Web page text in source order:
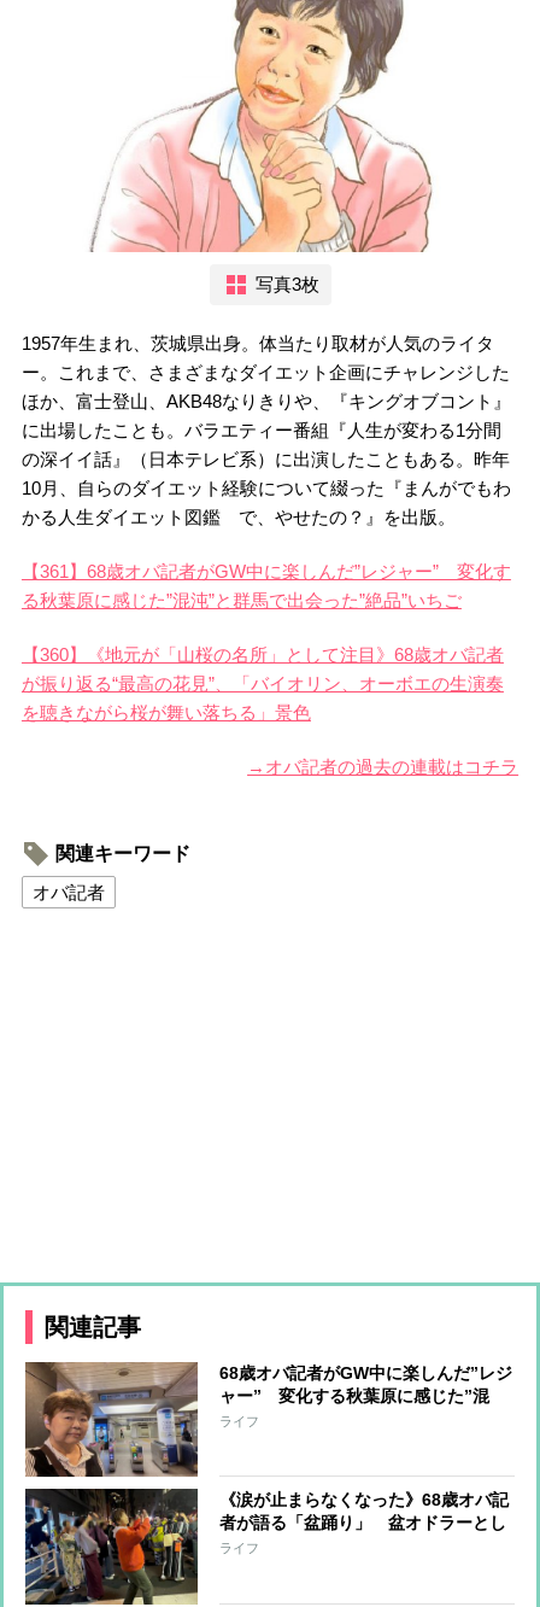
写真3枚
1957年生まれ、茨城県出身。体当たり取材が人気のライタ
ー。これまで、さまざまなダイエット企画にチャレンジした
ほか、富士登山、AKB48なりきりや、『キングオブコント』
に出場したことも。バラエティー番組『人生が変わる1分間
の深イイ話』（日本テレビ系）に出演したこともある。昨年
10月、自らのダイエット経験について綴った『まんがでもわ
かる人生ダイエット図鑑 で、やせたの？』を出版。
【361】68歳オバ記者がGW中に楽しんだ”レジャー” 変化す
る秋葉原に感じた”混沌”と群馬で出会った”絶品”いちご
【360】《地元が「山桜の名所」として注目》68歳オバ記者
が振り返る“最高の花見”、「バイオリン、オーボエの生演奏
を聴きながら桜が舞い落ちる」景色
→オバ記者の過去の連載はコチラ
関連キーワード
オバ記者
関連記事
68歳オバ記者がGW中に楽しんだ”レジ
ャー” 変化する秋葉原に感じた”混
沌”と群馬で出会った”絶品”いちご
ライフ
《涙が止まらなくなった》68歳オバ記
者が語る「盆踊り」 盆オドラーとし
ての経験とその魅力
ライフ